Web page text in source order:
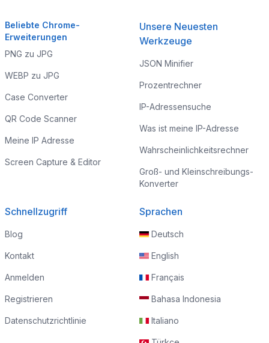
Beliebte Chrome-
Erweiterungen
PNG zu JPG
WEBP zu JPG
Case Converter
QR Code Scanner
Meine IP Adresse
Screen Capture & Editor
Unsere Neuesten
Werkzeuge
JSON Minifier
Prozentrechner
IP-Adressensuche
Was ist meine IP-Adresse
Wahrscheinlichkeitsrechner
Groß- und Kleinschreibungs-
Konverter
Schnellzugriff
Blog
Kontakt
Anmelden
Registrieren
Datenschutzrichtlinie
Sprachen
Deutsch
English
Français
Bahasa Indonesia
Italiano